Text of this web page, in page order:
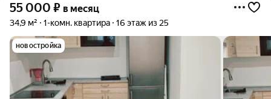
55 000 ₽ в месяц
34,9 м² 1-комн. квартира 16 этаж из 25
новостройка